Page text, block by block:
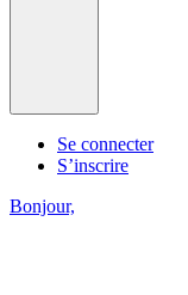
Se connecter
S’inscrire
Bonjour,